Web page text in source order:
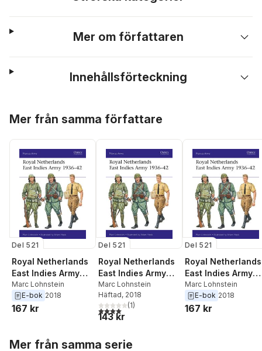
Mer om författaren
Innehållsförteckning
Mer från samma författare
Del 521
Royal Netherlands
East Indies Army
1936–42
Marc Lohnstein
E-bok 2018
167 kr
Del 521
Royal Netherlands
East Indies Army
1936–42
Marc Lohnstein
Häftad, 2018
4,0utav 5 stjärnor. Totalt antal röster:
(1)
143 kr
Del 521
Royal Netherlands
East Indies Army
1936–42
Marc Lohnstein
E-bok 2018
167 kr
Mer från samma serie